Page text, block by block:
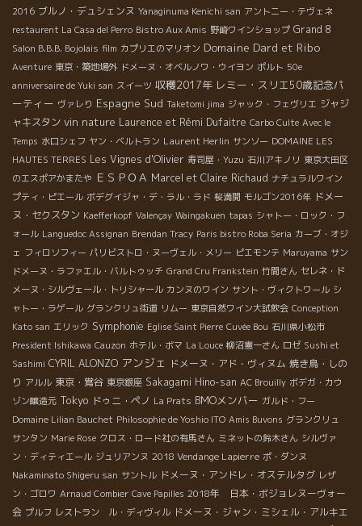
2016 ブルノ・デュシェンヌ Yanaginuma Kenichi san アントニー・テヴェネ
restaurent La Casa del Perro Bistro Aux Amis 野崎ワインショップ Grand 8
Salon B.B.B. Bojolais film カプリエのマリオン Domaine Dard et Ribo
Aventure 東京・築地場外 ドメーヌ・オベルノワ・ウイヨン ポルト 50e
anniversaire de Yuki san スイーツ 収穫2017年 レミー・スリエ50歳記念パ
ーティー ヴァレり Espagne Sud Taketomi jima ジャック・フェヴリエ ジャジ
ャキスタン vin nature Laurence et Rémi Dufaitre Carbo Culte Avec le
Temps 水口シェフ ヤン・ベルトラン Laurent Herlin サンソー DOMAINE LES
HAUTES TERRES Les Vignes d'Olivier 寿司屋・Yuzu 石川アキノリ 東京大田区
のエスポアかまたや ＥＳＰＯＡ Marcel et Claire Richaud ナチュラルワイン
プティ・ピエール ボデグイジャ・デ・ラル・ラド 桜満開 モルゴン2016年 ドメー
ヌ・セクスタン Kaefferkopf Valençay Waingakuen tapas シャトー・ロック・フ
ォール Languedoc Assignan Brendan Tracy Paris bistro Roba Seria カーブ・オジ
ェ フィロソフィー パリビストロ・ヌーヴェル・メリー ピエモンテ Maruyama サン
ドメーヌ・ラファエル・バルトゥッチ Grand Cru Frankstein 竹間さん セレネ・ド
メーヌ・シルヴェール・トリシャール カンヌのワイン サント・ヴィクトワール シ
ャトー・ラゲール グランクリュ街道 リムー 東京自然ワイン大試飲会 Conception
Kato san エリック Symphonie Eglise Saint Pierre Cuvée Bou 石川県小松市
President Ishikawa Cauzon ホテル・ボマ La Louce 柳沼憲一さん ロゼ Sushi et
Sashimi CYRIL ALONZO アンジェ ドメーヌ・アド・ヴィヌム 焼き鳥・しの
り アルル 東京・鴬谷 東京銀座 Sakagami Hino-san AC Brouilly ボデガ・カウ
ゾン醸造元 Tokyo ドゥニ・ペノ La Prats BMOメンバー ガルド・フー
Domaine Lilian Bauchet Philosophie de Yoshio ITO Amis Buvons グランクリュ
サンタン Marie Rose クロス・ロード社の有馬さん ミネットの鈴木さん シルヴァ
ン・ディティエール ジュリアンヌ 2018 Vendange Lapierre ポ・ダンヌ
Nakaminato Shigeru san サントル ドメーヌ・アンドレ・オステルタグ レザ
ン・ゴロワ Arnaud Combier Cave Papilles 2018年 日本・ボジョレヌーヴォー
会 プルフ レストラン ル・ディヴィル ドメーヌ・ジャン・ミシェル・アルキエ